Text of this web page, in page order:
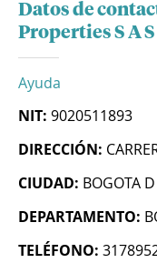
Datos de
Properties S A S
Ayuda
NIT: 9020511893
DIRECCIÓN:
CIUDAD: BOGOTA
DEPARTAMENTO:
TELÉFONO: